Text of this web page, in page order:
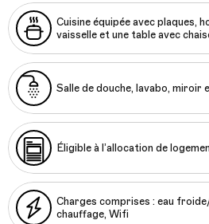
Cuisine équipée avec plaques,
vaisselle et une table avec
Salle de douche, lavabo, miroir
Éligible à l’allocation de
Charges comprises : eau
chauffage, Wifi